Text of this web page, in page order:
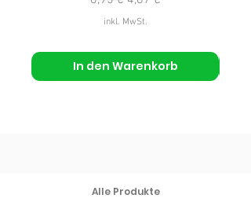
inkl. MwSt.
In den Warenkorb
Alle Produkte